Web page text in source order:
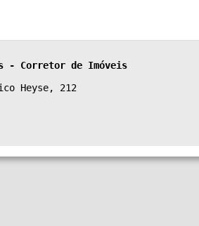
- Corretor de Imóveis
Heyse, 212